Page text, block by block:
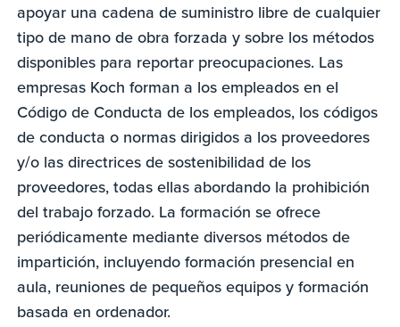
apoyar una cadena de suministro libre de cualquier
tipo de mano de obra forzada y sobre los métodos
disponibles para reportar preocupaciones. Las
empresas Koch forman a los empleados en el
Código de Conducta de los empleados, los códigos
de conducta o normas dirigidos a los proveedores
y/o las directrices de sostenibilidad de los
proveedores, todas ellas abordando la prohibición
del trabajo forzado. La formación se ofrece
periódicamente mediante diversos métodos de
impartición, incluyendo formación presencial en
aula, reuniones de pequeños equipos y formación
basada en ordenador.